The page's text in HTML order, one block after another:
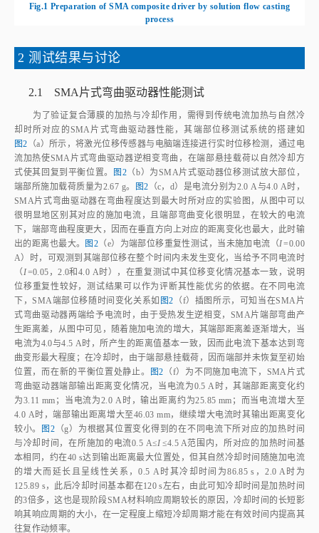
Fig.1 Preparation of SMA composite driver by solution flow casting
process
2 测试结果与讨论
2.1 SMA片式弯曲驱动器性能测试
为了验证复合薄膜的加热与冷却作用，需得到传统电流加热与自然冷
却时所对应的SMA片式弯曲驱动器性能，其端部位移测试系统的搭建如
图2 （a）所示，将激光位移传感器与电脑端连接进行实时位移检测，通过电
流加热使SMA片式弯曲驱动器逆相变弯曲，在端部悬挂载荷以自然冷却方
式使其回复到平衡位置。 图2 （b）为SMA片式驱动器位移测试放大部位，
端部所施加载荷质量为2.67 g。
图2 （c，d）是电流分别为2.0 A与4.0 A时，
SMA片式弯曲驱动器在弯曲程度达到最大时所对应的实验图，从图中可以
很明显地区别其对应的施加电流，且端部弯曲变化很明显，在较大的电流
下，端部弯曲程度更大，因而在垂直方向上对应的距离变化也最大，此时输
出的距离也最大。 图2 （e）为端部位移重复性测试，当未施加电流（I=0.00
A）时，可观测到其端部位移在整个时间内未发生变化，当给予不同电流时
（ I=0.05，2.0和4.0 A时），在重复测试中其位移变化情况基本一致，说明
位移重复性较好，测试结果可以作为评断其性能优劣的依据。在不同电流
下，SMA端部位移随时间变化关系如 图2 （f）插图所示，可知当在SMA片
式弯曲驱动器两端给予电流时，由于受热发生逆相变，SMA片端部弯曲产
生距离差，从图中可见，随着施加电流的增大，其端部距离差逐渐增大，当
电流为4.0与4.5 A时，所产生的距离值基本一致，因而此电流下基本达到弯
曲变形最大程度；在冷却时，由于端部悬挂载荷，因而端部并未恢复至初始
位置，而在新的平衡位置处静止。 图2 （f）为不同施加电流下，SMA片式
弯曲驱动器端部输出距离变化情况，当电流为0.5 A时，其端部距离变化约
为3.11 mm；当电流为2.0 A时，输出距离约为25.85 mm；而当电流增大至
4.0 A时，端部输出距离增大至46.03 mm，继续增大电流时其输出距离变化
较小。 图2 （g）为根据其位置变化得到的在不同电流下所对应的加热时间
与冷却时间，在所施加的电流0.5 A≤I≤4.5 A范围内，所对应的加热时间基
本相同，约在40 s达到输出距离最大位置处，但其自然冷却时间随施加电流
的增大而延长且呈线性关系，0.5 A时其冷却时间为86.85 s，2.0 A时为
125.89 s，此后冷却时间基本都在120 s左右，由此可知冷却时间是加热时间
的3倍多，这也是现阶段SMA材料响应周期较长的原因，冷却时间的长短影
响其响应周期的大小，在一定程度上缩短冷却周期才能在有效时间内提高其
往复作动频率。